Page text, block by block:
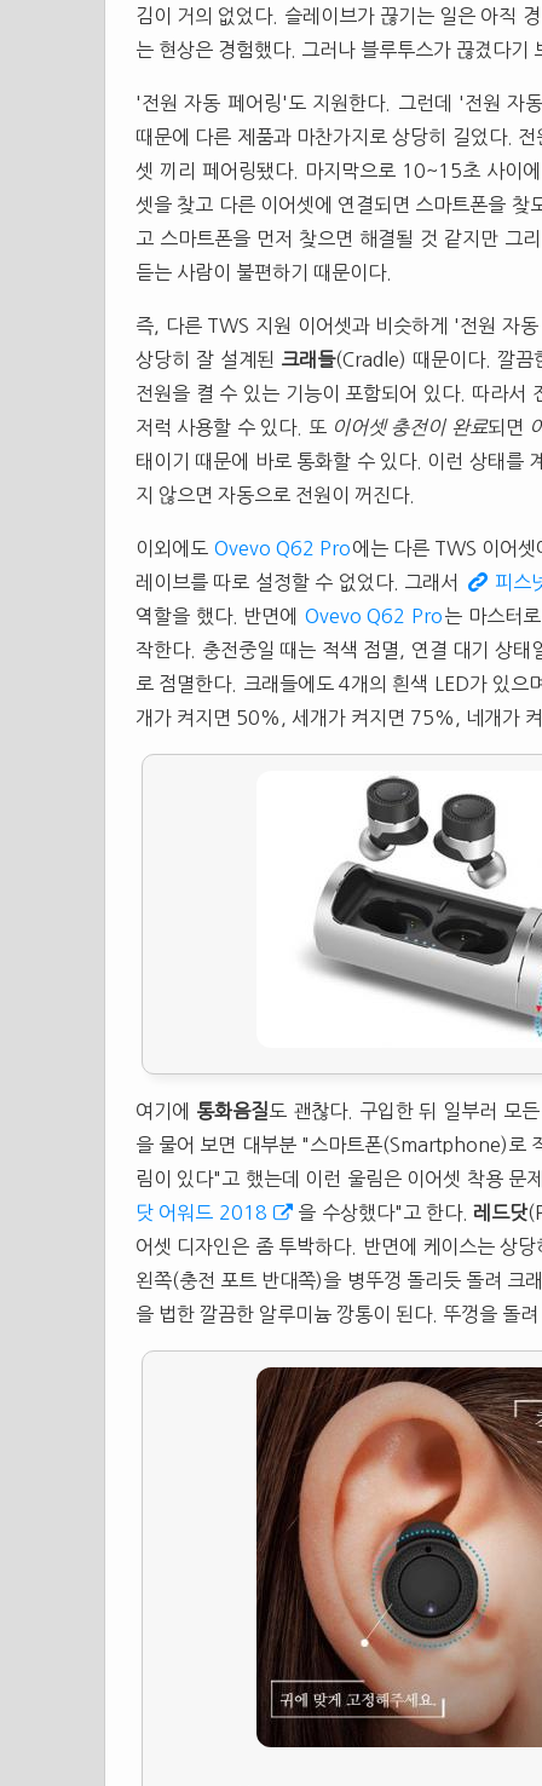
김이 거의 없었다. 슬레이브가 끊기는 일은 아직
는 현상은 경험했다. 그러나 블루투스가 끊겼다기
'전원 자동 페어링'도 지원한다. 그런데 '전원 자
때문에 다른 제품과 마찬가지로 상당히 길었다.
셋 끼리 페어링됐다. 마지막으로 10~15초 사이
셋을 찾고 다른 이어셋에 연결되면 스마트폰을
고 스마트폰을 먼저 찾으면 해결될 것 같지만 그
듣는 사람이 불편하기 때문이다.
즉, 다른 TWS 지원 이어셋과 비슷하게 '전원 자
상당히 잘 설계된 크래들(Cradle) 때문이다. 깔끔
전원을 켤 수 있는 기능이 포함되어 있다. 따라서
저럭 사용할 수 있다. 또 이어셋 충전이 완료되면
태이기 때문에 바로 통화할 수 있다. 이런 상태를
지 않으면 자동으로 전원이 꺼진다.
이외에도 Ovevo Q62 Pro에는 다른 TWS 이어
레이브를 따로 설정할 수 없었다. 그래서
피스
역할을 했다. 반면에 Ovevo Q62 Pro는 마스터
작한다. 충전중일 때는 적색 점멸, 연결 대기 상
로 점멸한다. 크래들에도 4개의 흰색 LED가 있
개가 켜지면 50%, 세개가 켜지면 75%, 네개가
여기에 통화음질도 괜찮다. 구입한 뒤 일부러 모
을 물어 보면 대부분 "스마트폰(Smartphone)로
림이 있다"고 했는데 이런 울림은 이어셋 착용 문
닷 어워드 2018
을 수상했다"고 한다.레드닷
어셋 디자인은 좀 투박하다. 반면에 케이스는 상
왼쪽(충전 포트 반대쪽)을 병뚜껑 돌리듯 돌려 크
을 법한 깔끔한 알루미늄 깡통이 된다. 뚜껑을 돌